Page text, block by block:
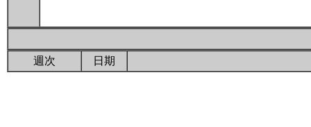
週次 日期